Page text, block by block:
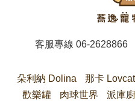
客服專線06-2628866
朵利納 Dolina 那卡 Lovcat
歡樂罐
肉球世界 派庫